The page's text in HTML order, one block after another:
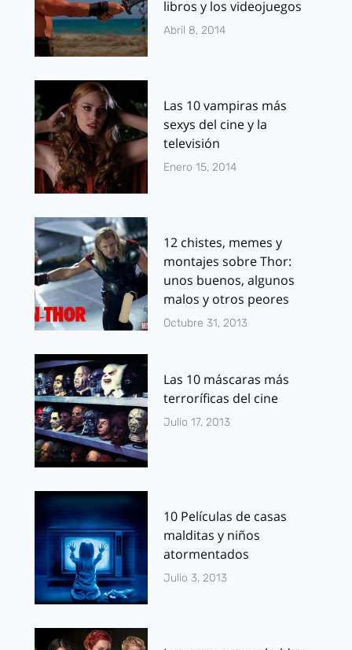
libros y los videojuegos
Abril 8, 2014
Las 10 vampiras más
sexys del cine y la
televisión
Enero 15, 2014
12 chistes, memes y
montajes sobre Thor:
unos buenos, algunos
malos y otros peores
Octubre 31, 2013
Las 10 máscaras más
terroríficas del cine
Julio 17, 2013
10 Películas de casas
malditas y niños
atormentados
Julio 3, 2013